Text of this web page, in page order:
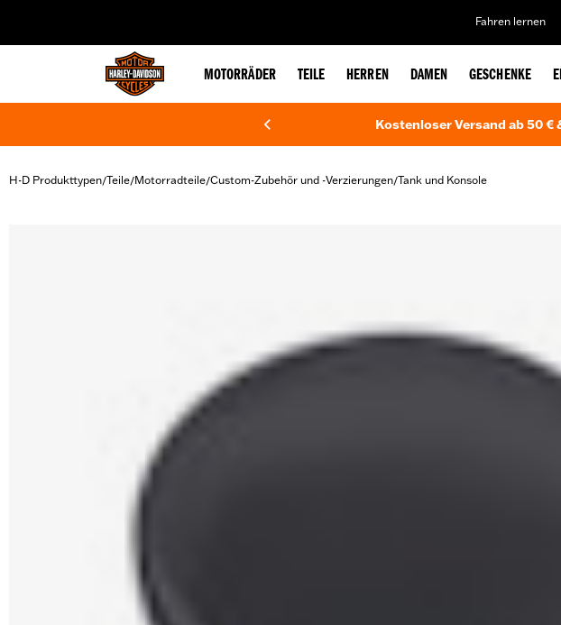
Fahren lernen
MOTORRÄDER TEILE HERREN DAMEN GESCHENKE
Kostenloser Versand ab 50
H-D Produkttypen/Teile/Motorradteile/Custom-Zubehör und -Verzierungen/Tank und Konsole